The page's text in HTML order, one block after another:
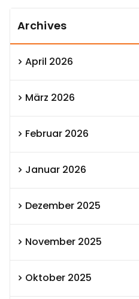
Archives
April 2026
März 2026
Februar 2026
Januar 2026
Dezember 2025
November 2025
Oktober 2025